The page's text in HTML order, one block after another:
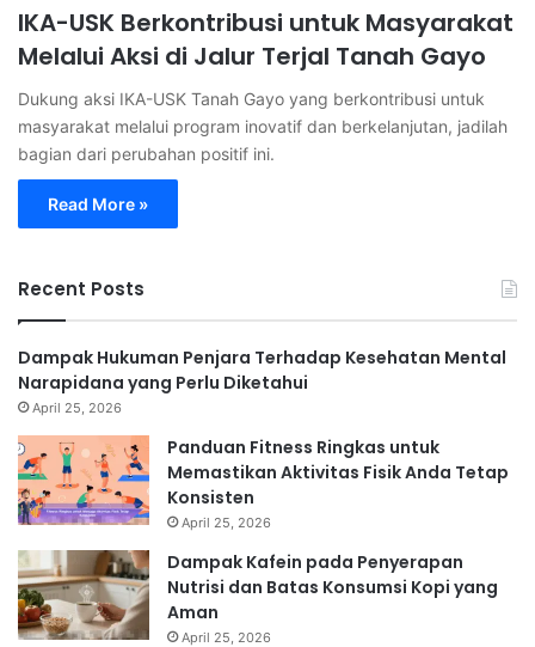
IKA-USK Berkontribusi untuk Masyarakat
Melalui Aksi di Jalur Terjal Tanah Gayo
Dukung aksi IKA-USK Tanah Gayo yang berkontribusi untuk
masyarakat melalui program inovatif dan berkelanjutan, jadilah
bagian dari perubahan positif ini.
Read More »
Recent Posts
Dampak Hukuman Penjara Terhadap Kesehatan Mental
Narapidana yang Perlu Diketahui
April 25, 2026
Panduan Fitness Ringkas untuk
Memastikan Aktivitas Fisik Anda Tetap
Konsisten
April 25, 2026
Dampak Kafein pada Penyerapan
Nutrisi dan Batas Konsumsi Kopi yang
Aman
April 25, 2026